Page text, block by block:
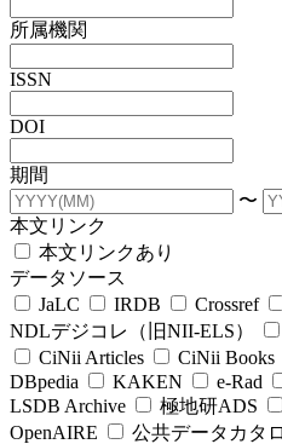
所属機関
ISSN
DOI
期間
〜
本文リンク
本文リンクあり
データソース
JaLC
IRDB Crossref
NDLデジコレ（旧NII-ELS）
CiNii Articles
CiNii Books
DBpedia
KAKEN e-Rad
LSDB Archive
極地研ADS
OpenAIRE
公共データカタ